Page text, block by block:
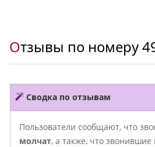
Отзывы по номеру
Сводка по отзывам
Пользователи сообщают, что
молчат, а также, что